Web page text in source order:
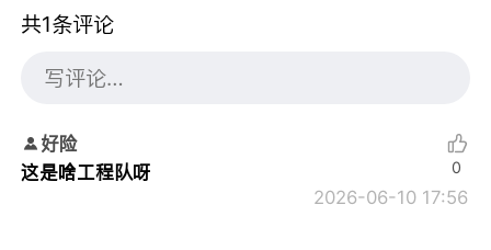
共1条评论
好险
这是啥工程队呀
2026-06-10 17:56
0